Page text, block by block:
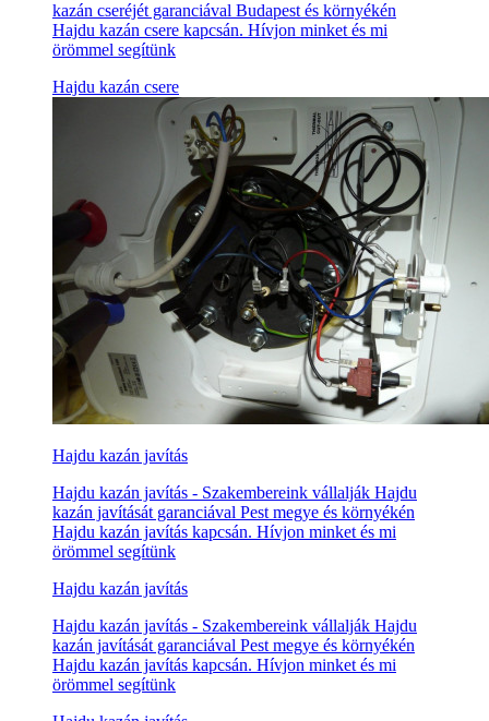
kazán cseréjét garanciával Budapest és környékén
Hajdu kazán csere kapcsán. Hívjon minket és mi
örömmel segítünk
Hajdu kazán csere
Hajdu kazán javítás
Hajdu kazán javítás - Szakembereink vállalják Hajdu
kazán javítását garanciával Pest megye és környékén
Hajdu kazán javítás kapcsán. Hívjon minket és mi
örömmel segítünk
Hajdu kazán javítás
Hajdu kazán javítás - Szakembereink vállalják Hajdu
kazán javítását garanciával Pest megye és környékén
Hajdu kazán javítás kapcsán. Hívjon minket és mi
örömmel segítünk